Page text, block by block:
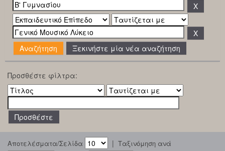
Ξεκινήστε μία νέα αναζήτηση
Προσθέστε φίλτρα:
Αποτελέσματα/Σελίδα | Ταξινόμηση ανά